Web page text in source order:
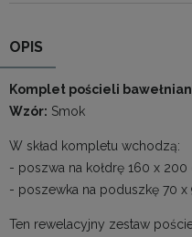
OPIS
Komplet pościeli
Wzór: Smok
W skład kompletu wchodzą:
- poszwa na kołdrę 160 x 200
- poszewka na poduszkę 70 x
Ten rewelacyjny zestaw